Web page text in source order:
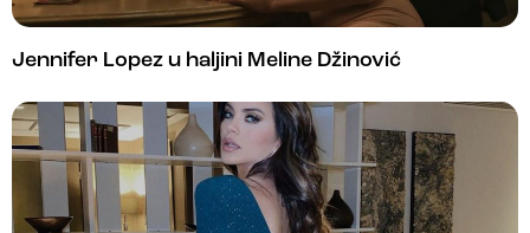
Jennifer Lopez u haljini Meline Džinović